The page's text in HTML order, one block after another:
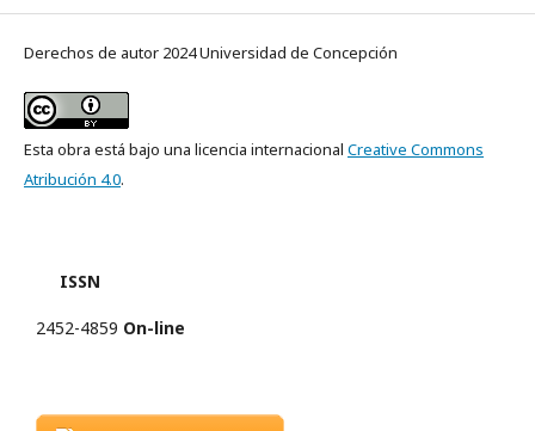
Derechos de autor 2024 Universidad de Concepción
Esta obra está bajo una licencia internacional Creative Commons
Atribución 4.0.
ISSN
2452-4859 On-line